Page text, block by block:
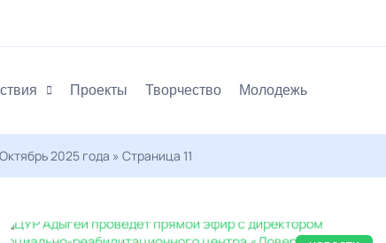
Проекты Творчество Молодежь
2025 года » Страница 11